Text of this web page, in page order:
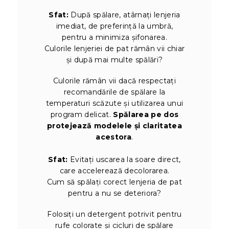
Sfat: După spălare, atârnați lenjeria
imediat, de preferință la umbră,
pentru a minimiza șifonarea.
Culorile lenjeriei de pat rămân vii chiar
și după mai multe spălări?
Culorile rămân vii dacă respectați
recomandările de spălare la
temperaturi scăzute și utilizarea unui
program delicat. Spălarea pe dos
protejează modelele și claritatea
acestora.
Sfat: Evitați uscarea la soare direct,
care accelerează decolorarea.
Cum să spălați corect lenjeria de pat
pentru a nu se deteriora?
Folosiți un detergent potrivit pentru
rufe colorate și cicluri de spălare